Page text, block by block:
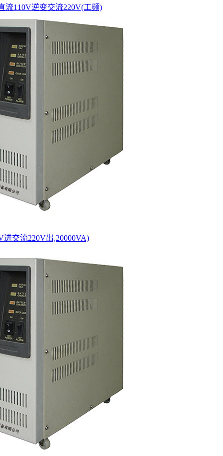
流110V逆变交流220V(工频)
交流220V出,20000VA)